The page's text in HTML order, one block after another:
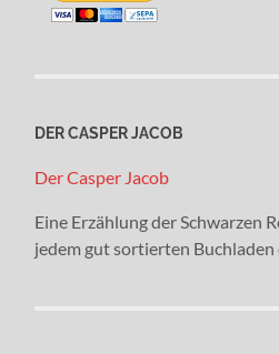
DER CASPER JACOB
Der Casper Jacob
Eine Erzählung der Schwarzen
jedem gut sortierten Buchladen